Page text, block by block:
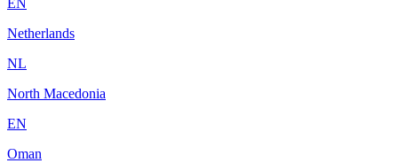
EN
Netherlands
NL
North Macedonia
EN
Oman